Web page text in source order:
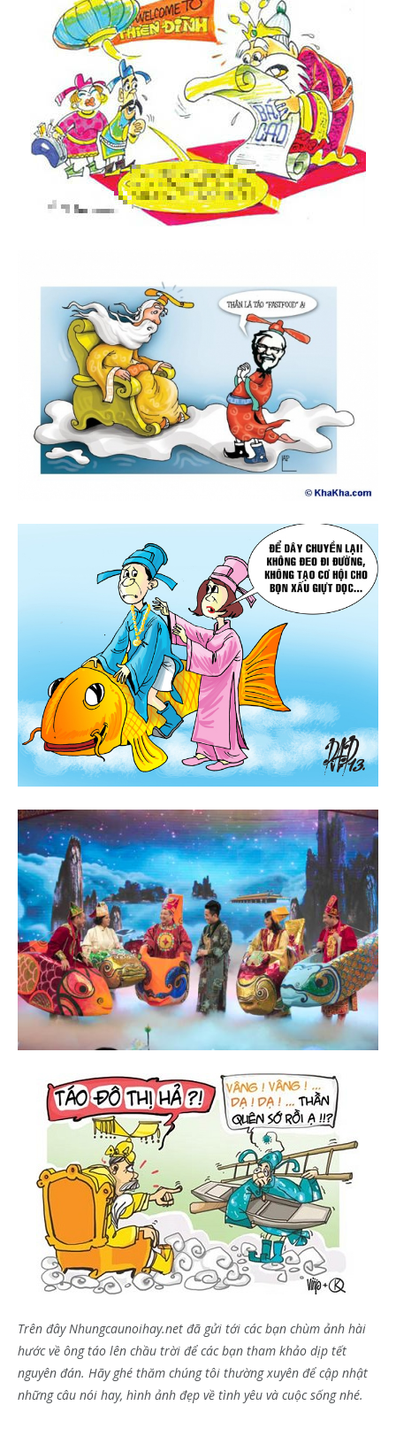
Trên đây Nhungcaunoihay.net đã gửi tới các bạn chùm ảnh hài
hước về ông táo lên chầu trời để các bạn tham khảo dịp tết
nguyên đán. Hãy ghé thăm chúng tôi thường xuyên để cập nhật
những câu nói hay, hình ảnh đẹp về tình yêu và cuộc sống nhé.